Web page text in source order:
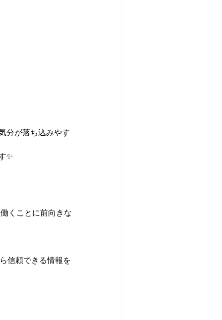
分が落ち込みやす
✨
くことに前向きな
信頼できる情報を